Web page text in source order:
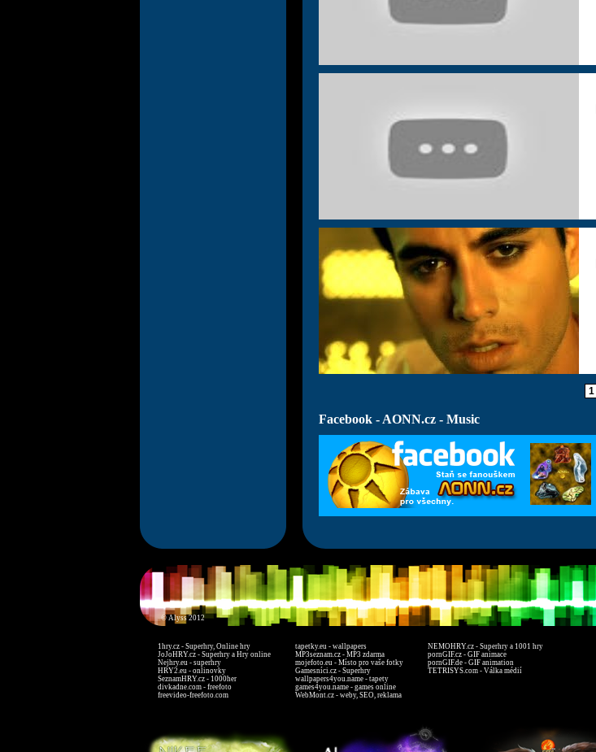
1
Facebook - AONN.cz - Music
© Alyss 2012
1hry.cz - Superhry, Online hry
JoJoHRY.cz - Superhry a Hry online
Nejhry.eu - superhry
HRY2.eu - onlinovky
SeznamHRY.cz - 1000her
divkadne.com - freefoto
freevideo-freefoto.com
tapetky.eu - wallpapers
MP3seznam.cz - MP3 zdarma
mojefoto.eu - Místo pro vaše fotky
Gamesníci.cz - Superhry
wallpapers4you.name - tapety
games4you.name - games online
WebMont.cz - weby, SEO, reklama
NEMOHRY.cz - Superhry a 1001 hry
pornGIF.cz - GIF animace
pornGIF.de - GIF animation
TETRISYS.com - Válka médií